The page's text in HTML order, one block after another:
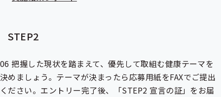
STEP2
06 把握した現状を踏まえて、優先して取組む健康テーマを
決めましょう。テーマが決まったら応募用紙をFAXでご提出
ください。エントリー完了後、「STEP2 宣言の証」をお届